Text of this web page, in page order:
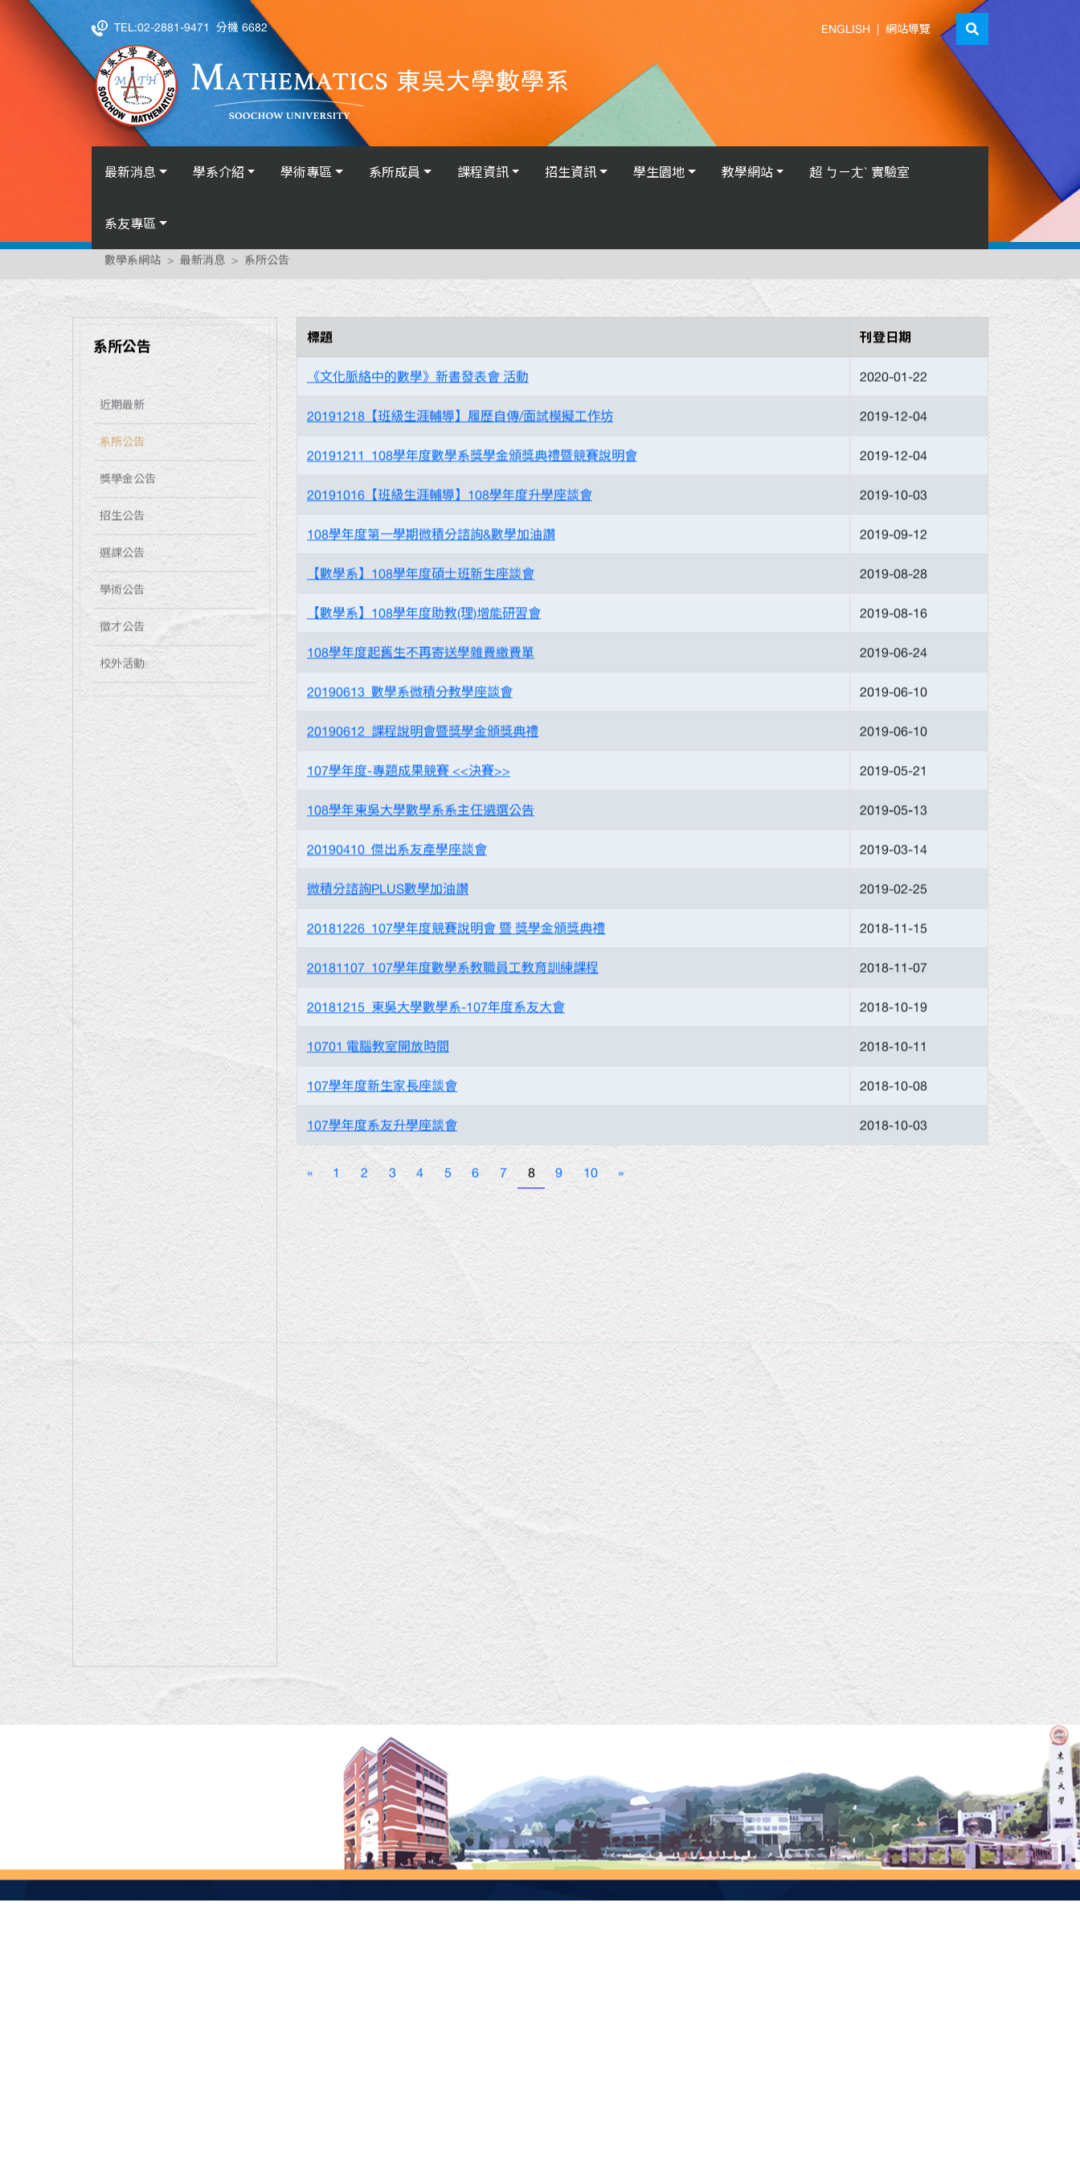
TEL:02-2881-9471 分機 6682 ENGLISH | 網站導覽
最新消息 學系介紹 學術專區 系所成員 課程資訊 招生資訊 學生園地 教學網站 超 ㄅㄧㄤˋ 實驗室
系友專區
數學系網站 最新消息 系所公告
系所公告
近期最新
系所公告
獎學金公告
招生公告
選課公告
學術公告
徵才公告
校外活動
標題 刊登日期
《文化脈絡中的數學》新書發表會 活動 2020-01-22
20191218【班級生涯輔導】履歷自傳/面試模擬工作坊 2019-12-04
20191211_108學年度數學系獎學金頒獎典禮暨競賽說明會 2019-12-04
20191016【班級生涯輔導】108學年度升學座談會 2019-10-03
108學年度第一學期微積分諮詢&數學加油讚 2019-09-12
【數學系】108學年度碩士班新生座談會 2019-08-28
【數學系】108學年度助教(理)增能研習會 2019-08-16
108學年度起舊生不再寄送學雜費繳費單 2019-06-24
20190613_數學系微積分教學座談會 2019-06-10
20190612_課程說明會暨獎學金頒獎典禮 2019-06-10
107學年度-專題成果競賽 <<決賽>> 2019-05-21
108學年東吳大學數學系系主任遴選公告 2019-05-13
20190410_傑出系友產學座談會 2019-03-14
微積分諮詢PLUS數學加油讚 2019-02-25
20181226_107學年度競賽說明會 暨 獎學金頒獎典禮 2018-11-15
20181107_107學年度數學系教職員工教育訓練課程 2018-11-07
20181215_東吳大學數學系-107年度系友大會 2018-10-19
10701 電腦教室開放時間 2018-10-11
107學年度新生家長座談會 2018-10-08
107學年度系友升學座談會 2018-10-03
« 1 2 3 4 5 6 7 8 9 10 »